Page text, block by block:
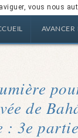
vous nous
AVANCER
de
: 3e partie